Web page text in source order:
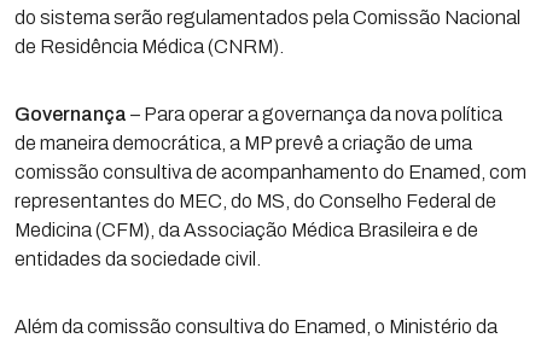
do sistema serão regulamentados pela Comissão Nacional
de Residência Médica (CNRM).
Governança – Para operar a governança da nova política
de maneira democrática, a MP prevê a criação de uma
comissão consultiva de acompanhamento do Enamed, com
representantes do MEC, do MS, do Conselho Federal de
Medicina (CFM), da Associação Médica Brasileira e de
entidades da sociedade civil.
Além da comissão consultiva do Enamed, o Ministério da